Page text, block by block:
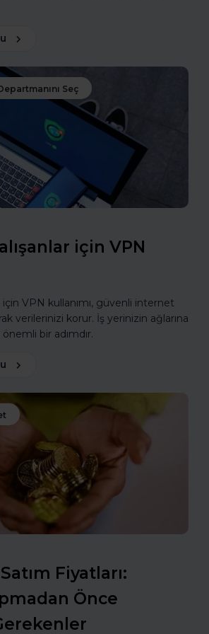
Seç
için VPN
için VPN kullanımı, güvenli internet
verilerinizi korur. İş yerinizin ağlarına
bir adımdır.
Fiyatları:
Önce